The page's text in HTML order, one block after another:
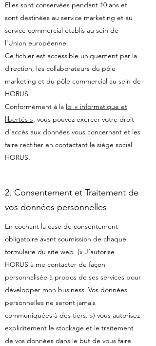
Elles sont conservées pendant 10 ans et
sont destinées au service marketing et au
service commercial établis au sein de
l’Union européenne.
Ce fichier est accessible uniquement par la
direction, les collaborateurs du pôle
marketing et du pôle commercial au sein de
HORUS.
Conformément à la loi « informatique et
libertés », vous pouvez exercer votre droit
d’accès aux données vous concernant et les
faire rectifier en contactant le siège social
HORUS.
2. Consentement et Traitement de
vos données personnelles
En cochant la case de consentement
obligatoire avant soumission de chaque
formulaire du site web (« J’autorise
HORUS à me contacter de façon
personnalisée à propos de ses services pour
développer mon business. Vos données
personnelles ne seront jamais
communiquées à des tiers. ») vous autorisez
explicitement le stockage et le traitement
de vos données dans le but de vous faire